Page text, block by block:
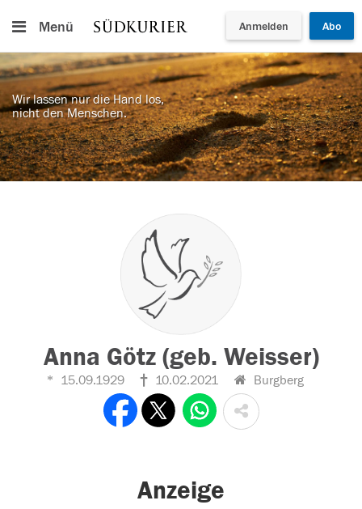
Menü Anmelden Abo
Wir lassen nur die Hand los,
nicht den Menschen.
Anna Götz (geb. Weisser)
15.09.1929 10.02.2021 Burgberg
Anzeige